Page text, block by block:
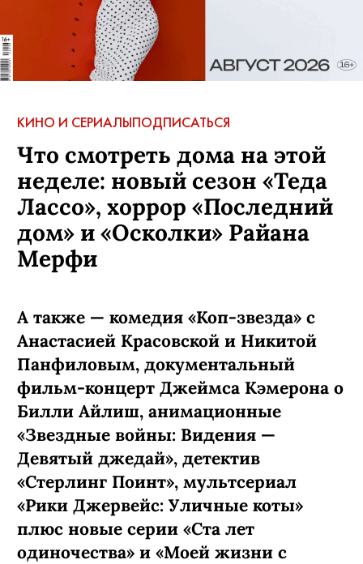
КИНО И СЕРИАЛЫПОДПИСАТЬСЯ
Что смотреть дома на этой
неделе: новый сезон «Теда
Лассо», хоррор «Последний
дом» и «Осколки» Райана
Мерфи
А также — комедия «Коп-звезда» с
Анастасией Красовской и Никитой
Панфиловым, документальный
фильм-концерт Джеймса Кэмерона о
Билли Айлиш, анимационные
«Звездные войны: Видения —
Девятый джедай», детектив
«Стерлинг Поинт», мультсериал
«Рики Джервейс: Уличные коты»
плюс новые серии «Ста лет
одиночества» и «Моей жизни с